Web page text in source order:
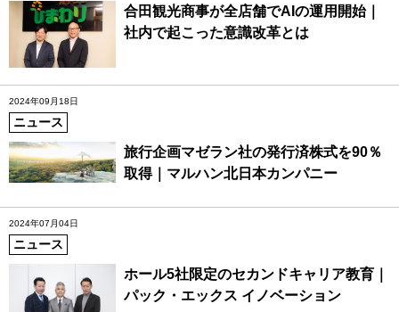
合田観光商事が全店舗でAIの運用開始｜
社内で起こった意識改革とは
2024年09月18日
ニュース
旅行企画マゼラン社の発行済株式を90％
取得｜マルハン北日本カンパニー
2024年07月04日
ニュース
ホール5社限定のセカンドキャリア教育｜
パック・エックス イノベーション